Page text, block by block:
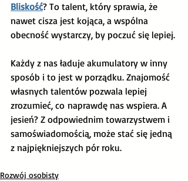
Bliskość? To talent, który sprawia, że
nawet cisza jest kojąca, a wspólna
obecność wystarczy, by poczuć się lepiej.
Każdy z nas ładuje akumulatory w inny
sposób i to jest w porządku. Znajomość
własnych talentów pozwala lepiej
zrozumieć, co naprawdę nas wspiera. A
jesień? Z odpowiednim towarzystwem i
samoświadomością, może stać się jedną
z najpiękniejszych pór roku.
Rozwój osobisty